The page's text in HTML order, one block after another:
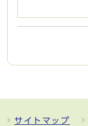
サイトマップ